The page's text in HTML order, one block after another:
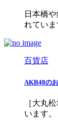
日本橋
れていま
百貨店
AKB48の
［大丸
います